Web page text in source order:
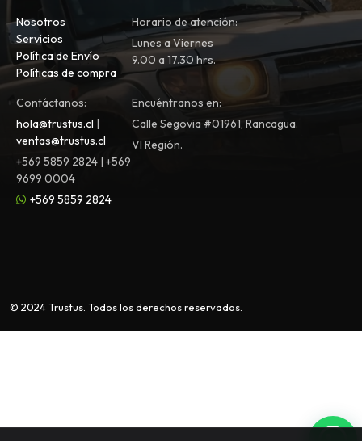
Nosotros
Servicios
Política de Envío
Políticas de compra
Horario de atención:
Lunes a Viernes
9.00 a 17.30 hrs.
Contáctanos:
hola@trustus.cl |
ventas@trustus.cl
+569 5859 2824 | +569
9699 0004
+569 5859 2824
Encuéntranos en:
Calle Segovia #01961, Rancagua.
VI Región.
© 2024 Trustus. Todos los derechos reservados.